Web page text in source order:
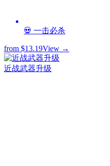
💀 一击必杀
from $13.19View →
近战武器升级